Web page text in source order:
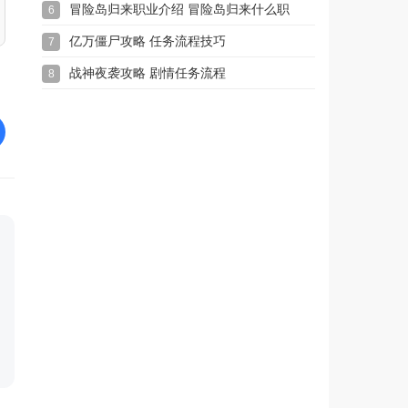
6 冒险岛归来职业介绍 冒险岛归来什么职
业最强
7 亿万僵尸攻略 任务流程技巧
8 战神夜袭攻略 剧情任务流程